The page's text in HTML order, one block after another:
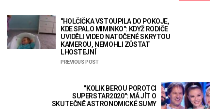
"HOLČIČKA VSTOUPILA DO POKOJE,
KDE SPALO MIMINKO": KDYŽ RODIČE
UVIDĚLI VIDEO NATOČENÉ SKRYTOU
KAMEROU, NEMOHLI ZŮSTAT
LHOSTEJNÍ
PREVIOUS POST
"KOLIK BEROU POROTCI
SUPERSTAR2020": MÁ JÍT O
SKUTEČNĚ ASTRONOMICKÉ SUMY